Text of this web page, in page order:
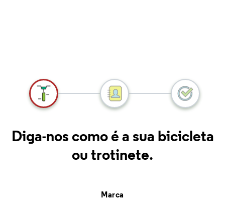
Diga-nos como é a sua bicicleta
ou trotinete.
Marca